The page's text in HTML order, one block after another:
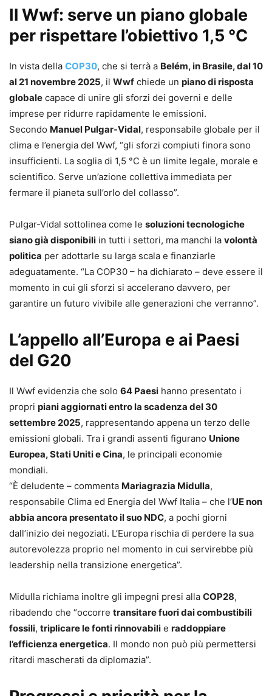
Il Wwf: serve un piano globale
per rispettare l’obiettivo 1,5 °C
In vista della COP30, che si terrà a Belém, in Brasile, dal 10
al 21 novembre 2025, il Wwf chiede un piano di risposta
globale capace di unire gli sforzi dei governi e delle
imprese per ridurre rapidamente le emissioni.
Secondo Manuel Pulgar-Vidal, responsabile globale per il
clima e l’energia del Wwf, “gli sforzi compiuti finora sono
insufficienti. La soglia di 1,5 °C è un limite legale, morale e
scientifico. Serve un’azione collettiva immediata per
fermare il pianeta sull’orlo del collasso”.
Pulgar-Vidal sottolinea come le soluzioni tecnologiche
siano già disponibili in tutti i settori, ma manchi la volontà
politica per adottarle su larga scala e finanziarle
adeguatamente. “La COP30 – ha dichiarato – deve essere il
momento in cui gli sforzi si accelerano davvero, per
garantire un futuro vivibile alle generazioni che verranno”.
L’appello all’Europa e ai Paesi
del G20
Il Wwf evidenzia che solo 64 Paesi hanno presentato i
propri piani aggiornati entro la scadenza del 30
settembre 2025, rappresentando appena un terzo delle
emissioni globali. Tra i grandi assenti figurano Unione
Europea, Stati Uniti e Cina, le principali economie
mondiali.
“È deludente – commenta Mariagrazia Midulla,
responsabile Clima ed Energia del Wwf Italia – che l’UE non
abbia ancora presentato il suo NDC, a pochi giorni
dall’inizio dei negoziati. L’Europa rischia di perdere la sua
autorevolezza proprio nel momento in cui servirebbe più
leadership nella transizione energetica”.
Midulla richiama inoltre gli impegni presi alla COP28,
ribadendo che “occorre transitare fuori dai combustibili
fossili, triplicare le fonti rinnovabili e raddoppiare
l’efficienza energetica. Il mondo non può più permettersi
ritardi mascherati da diplomazia”.